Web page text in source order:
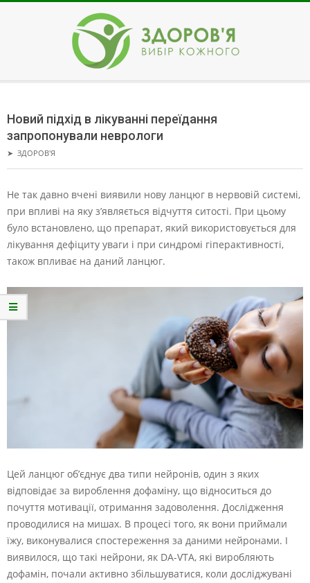
ЗДОРОВ'Я
Menu
Новий підхід в лікуванні переїдання
запропонували неврологи
➤ ЗДОРОВ'Я
Не так давно вчені виявили нову ланцюг в нервовій системі,
при впливі на яку з’являється відчуття ситості. При цьому
було встановлено, що препарат, який використовується для
лікування дефіциту уваги і при синдромі гіперактивності,
також впливає на даний ланцюг.
Цей ланцюг об’єднує два типи нейронів, один з яких
відповідає за вироблення дофаміну, що відноситься до
почуття мотивації, отримання задоволення. Дослідження
проводилися на мишах. В процесі того, як вони приймали
їжу, виконувалися спостереження за даними нейронами. І
виявилося, що такі нейрони, як DA-VTA, які виробляють
дофамін, почали активно збільшуватися, коли досліджувані